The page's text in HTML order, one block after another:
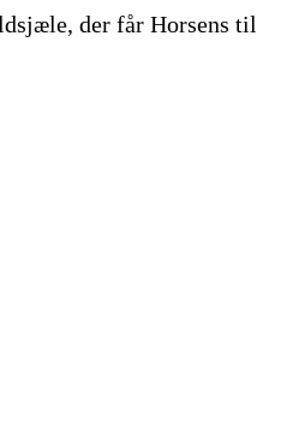
der får Horsens til